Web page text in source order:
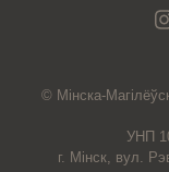
© Мiнска-
УНП
г. Мінск, вул.